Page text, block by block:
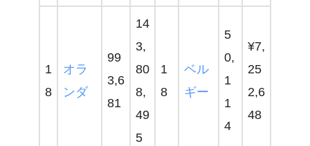
1
8
オラ
ンダ
99
3,6
81
14
3,
80
8,
49
5
1
8
ベル
ギー
5
0,
1
1
4
¥7,
25
2,6
48